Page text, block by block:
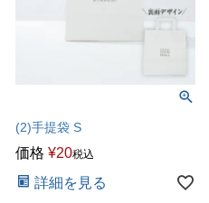
(2)手提袋 S
価格 ¥20税込
詳細を見る